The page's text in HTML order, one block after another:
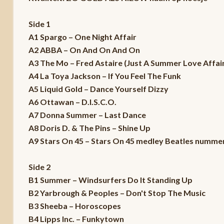
Side 1
A1 Spargo – One Night Affair
A2 ABBA – On And On And On
A3 The Mo – Fred Astaire (Just A Summer Love
A4 La Toya Jackson – If You Feel The Funk
A5 Liquid Gold – Dance Yourself Dizzy
A6 Ottawan – D.I.S.C.O.
A7 Donna Summer – Last Dance
A8 Doris D. & The Pins – Shine Up
A9 Stars On 45 – Stars On 45 medley Beatles
Side 2
B1 Summer – Windsurfers Do It Standing Up
B2 Yarbrough & Peoples – Don't Stop The Music
B3 Sheeba – Horoscopes
B4 Lipps Inc. – Funkytown